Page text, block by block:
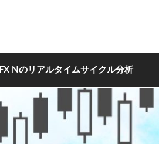
FX Nのリアルタイムサイクル分析